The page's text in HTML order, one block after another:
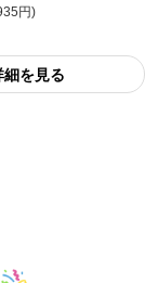
円)
細を見る